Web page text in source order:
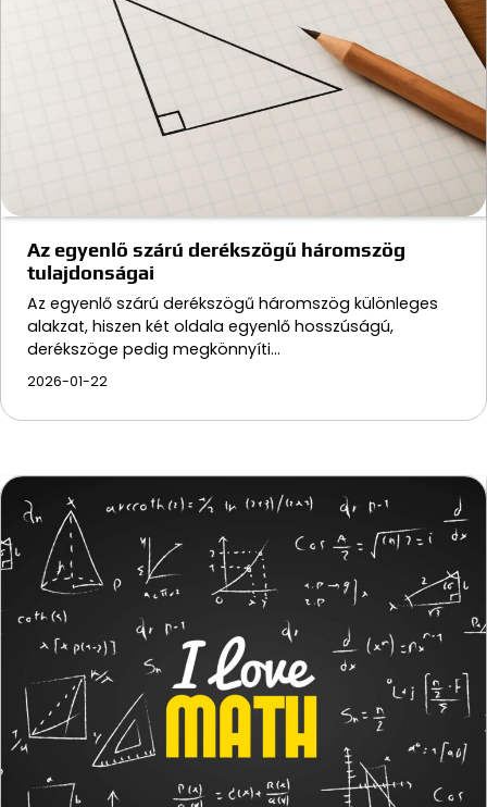
Az egyenlő szárú derékszögű háromszög
tulajdonságai
Az egyenlő szárú derékszögű háromszög különleges
alakzat, hiszen két oldala egyenlő hosszúságú,
derékszöge pedig megkönnyíti…
2026-01-22